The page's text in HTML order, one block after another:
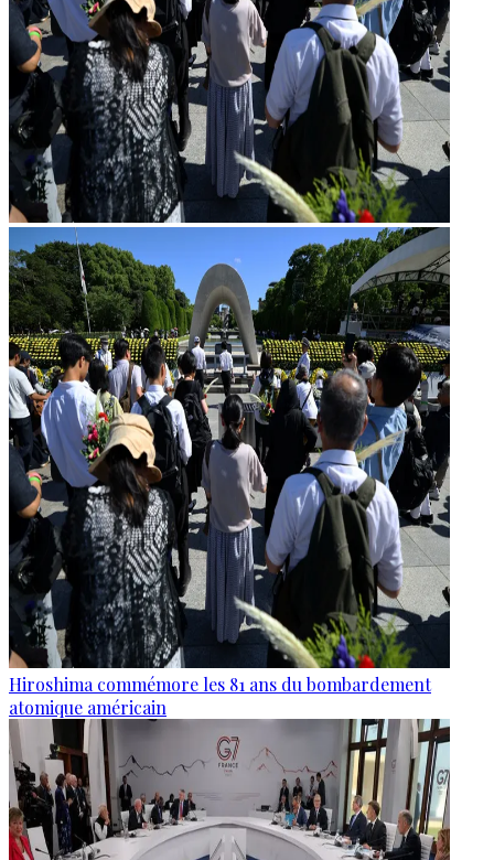
Hiroshima commémore les 81 ans du bombardement
atomique américain